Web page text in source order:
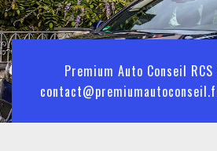
Premium Auto Conseil